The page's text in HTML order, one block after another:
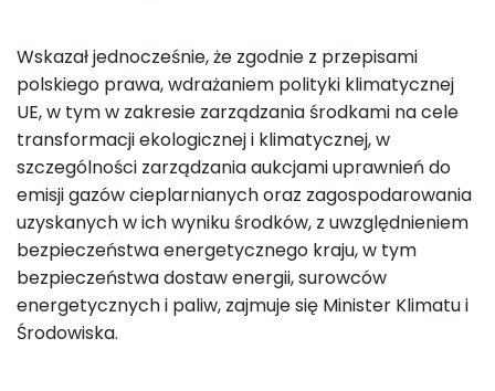
Wskazał jednocześnie, że zgodnie z przepisami
polskiego prawa, wdrażaniem polityki klimatycznej
UE, w tym w zakresie zarządzania środkami na cele
transformacji ekologicznej i klimatycznej, w
szczególności zarządzania aukcjami uprawnień do
emisji gazów cieplarnianych oraz zagospodarowania
uzyskanych w ich wyniku środków, z uwzględnieniem
bezpieczeństwa energetycznego kraju, w tym
bezpieczeństwa dostaw energii, surowców
energetycznych i paliw, zajmuje się Minister Klimatu i
Środowiska.